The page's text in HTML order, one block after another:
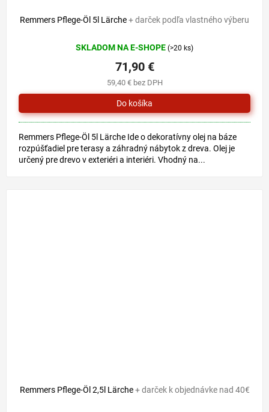
Remmers Pflege-Öl 5l Lärche+ darček podľa vlastného výberu
SKLADOM NA E-SHOPE (>20 ks)
59,40 € bez DPH
71,90 €
Remmers Pflege-Öl 5l Lärche Ide o dekoratívny olej na báze
rozpúšťadiel pre terasy a záhradný nábytok z dreva. Olej je
určený pre drevo v exteriéri a interiéri. Vhodný na...
Remmers Pflege-Öl 2,5l Lärche+ darček k objednávke nad 40€